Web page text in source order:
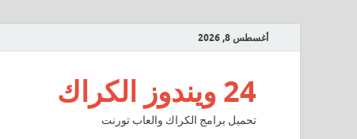
أغسطس 8, 2026
24 ويندوز الكراك
تحميل برامج الكراك والعاب تورنت